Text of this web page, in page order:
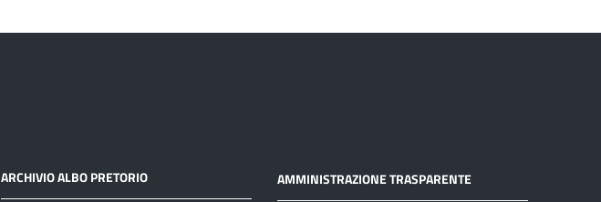
ARCHIVIO ALBO PRETORIO AMMINISTRAZIONE TRASPARENTE